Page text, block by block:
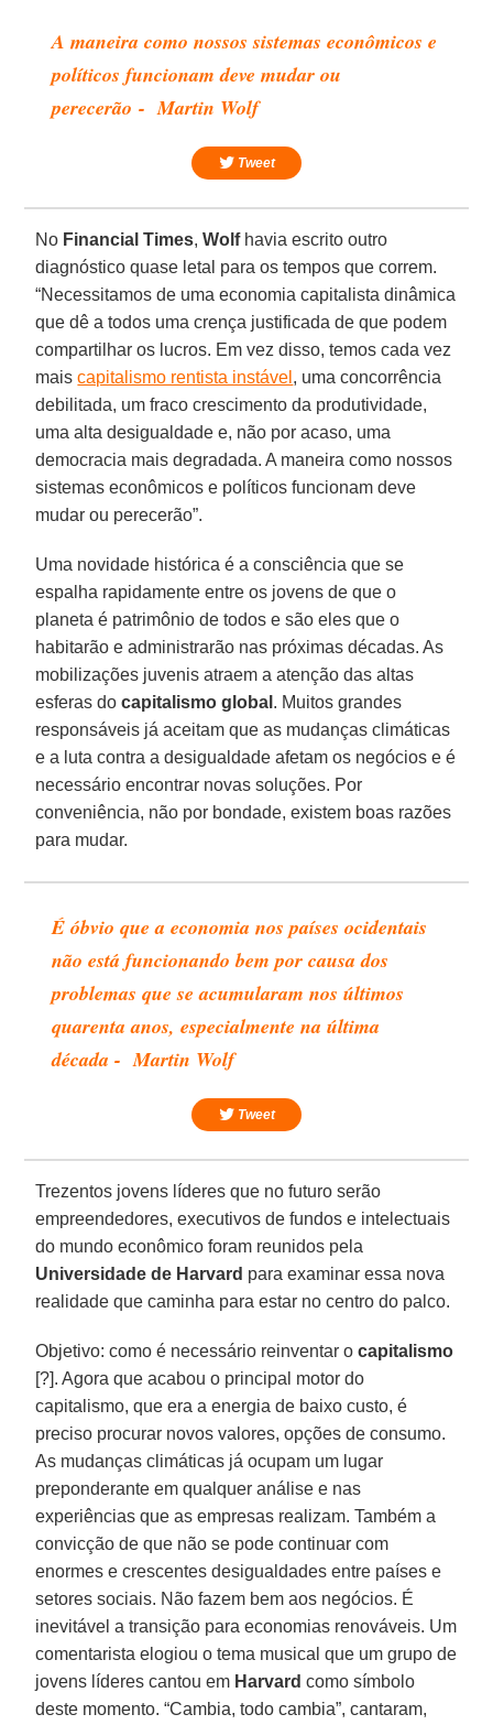
A maneira como nossos sistemas econômicos e
políticos funcionam deve mudar ou
perecerão - Martin Wolf
Tweet
No Financial Times,Wolfhavia escrito outro
diagnóstico quase letal para os tempos que correm.
“Necessitamos de uma economia capitalista dinâmica
que dê a todos uma crença justificada de que podem
compartilhar os lucros. Em vez disso, temos cada vez
maiscapitalismo rentista instável , uma concorrência
debilitada, um fraco crescimento da produtividade,
uma alta desigualdade e, não por acaso, uma
democracia mais degradada. A maneira como nossos
sistemas econômicos e políticos funcionam deve
mudar ou perecerão”.
Uma novidade histórica é a consciência que se
espalha rapidamente entre os jovens de que o
planeta é patrimônio de todos e são eles que o
habitarão e administrarão nas próximas décadas. As
mobilizações juvenis atraem a atenção das altas
esferas docapitalismo global . Muitos grandes
responsáveis já aceitam que as mudanças climáticas
e a luta contra a desigualdade afetam os negócios e é
necessário encontrar novas soluções. Por
conveniência, não por bondade, existem boas razões
para mudar.
É óbvio que a economia nos países ocidentais
não está funcionando bem por causa dos
problemas que se acumularam nos últimos
quarenta anos, especialmente na última
década - Martin Wolf
Tweet
Trezentos jovens líderes que no futuro serão
empreendedores, executivos de fundos e intelectuais
do mundo econômico foram reunidos pela
Universidade de Harvard para examinar essa nova
realidade que caminha para estar no centro do palco.
Objetivo: como é necessário reinventar ocapitalismo
[?]. Agora que acabou o principal motor do
capitalismo, que era a energia de baixo custo, é
preciso procurar novos valores, opções de consumo.
As mudanças climáticas já ocupam um lugar
preponderante em qualquer análise e nas
experiências que as empresas realizam. Também a
convicção de que não se pode continuar com
enormes e crescentes desigualdades entre países e
setores sociais. Não fazem bem aos negócios. É
inevitável a transição para economias renováveis. Um
comentarista elogiou o tema musical que um grupo de
jovens líderes cantou em Harvard como símbolo
deste momento. “Cambia, todo cambia”, cantaram,